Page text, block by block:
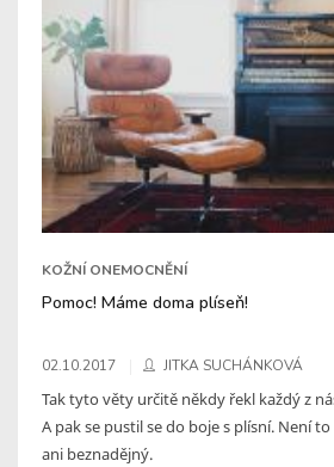
KOŽNÍ ONEMOCNĚNÍ
Pomoc! Máme doma plíseň!
02.10.2017 JITKA SUCHÁNKOVÁ
Tak tyto věty určitě někdy řekl každý z
A pak se pustil se do boje s plísní. Není
ani beznadějný.